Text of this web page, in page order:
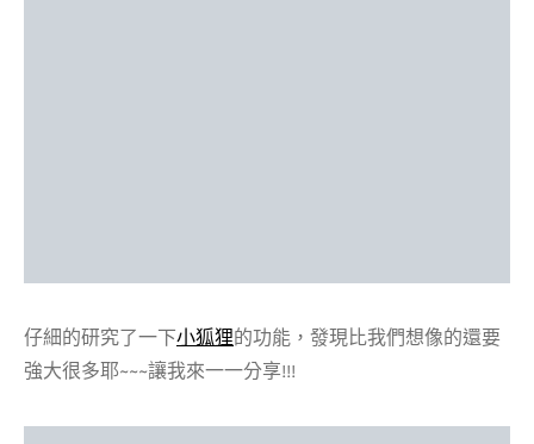
仔細的研究了一下小狐狸的功能，發現比我們想像的還要
強大很多耶~~~讓我來一一分享!!!